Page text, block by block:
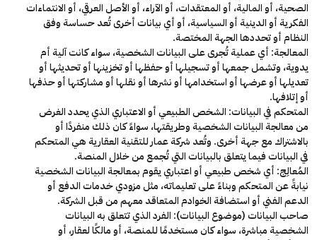
الصحية، أو المالية، أو المعتقدات، أو الآراء، أو الأصل العرقي، أو الانتماءات
الفكرية أو الدينية أو السياسية، أو أي بيانات أخرى تُعد حساسة وفق
النظام أو تحددها الجهة المختصة.
المعالجة: أي عملية تُجرى على البيانات الشخصية، سواء كانت آلية أم
يدوية، وتشمل جمعها أو تسجيلها أو حفظها أو تخزينها أو تحديثها أو
تعديلها أو عرضها أو استخدامها أو نشرها أو نقلها أو مشاركتها أو حذفها
أو إتلافها.
المتحكم في البيانات: الشخص الطبيعي أو الاعتباري الذي يحدد الغرض
من معالجة البيانات الشخصية وطريقتها، سواءً كان ذلك منفردًا أو
بالاشتراك مع جهة أخرى. وتُعد شركة عمار للتقنية العقارية هي المتحكم
في البيانات فيما يتعلق بالبيانات التي تُجمع من خلال المنصة.
المُعالِج: أي شخص طبيعي أو اعتباري يقوم بمعالجة البيانات الشخصية
نيابةً عن المتحكم وبناءً على تعليماته، مثل مزودي خدمات الدفع أو
الدعم الفني أو استضافة الخوادم المتعاقد معهم من قبل الشركة.
صاحب البيانات (موضوع البيانات): الفرد الذي تتعلق به البيانات
الشخصية مباشرة، سواء كان مستخدمًا للمنصة، أو مالكًا لعقار، أو